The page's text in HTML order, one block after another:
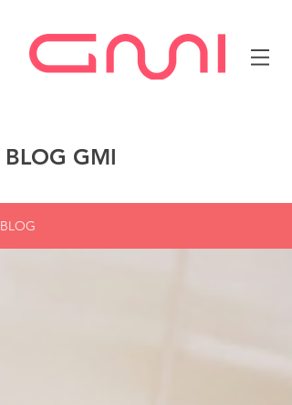
BLOG GMI
BLOG